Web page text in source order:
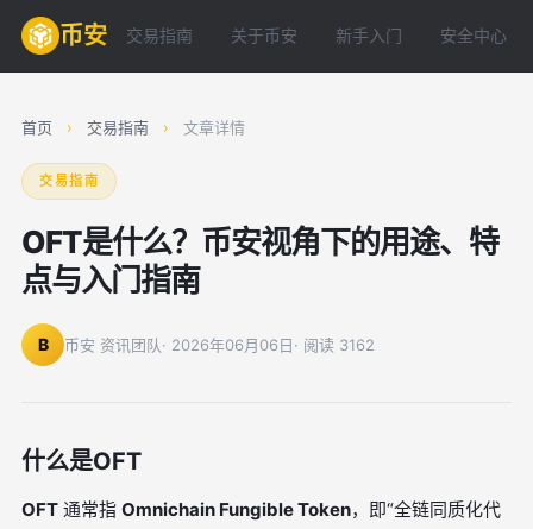
币安 交易指南 关于币安 新手入门 安全中心
首页 › 交易指南 › 文章详情
交易指南
OFT是什么？币安视角下的用途、特
点与入门指南
B 币安 资讯团队· 2026年06月06日· 阅读 3162
什么是OFT
OFT 通常指 Omnichain Fungible Token，即“全链同质化代